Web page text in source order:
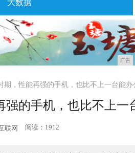
大数据
广告
期，性能再强的手机，也比不上一台能
强的手机，也比不上一
联网 阅读：1912